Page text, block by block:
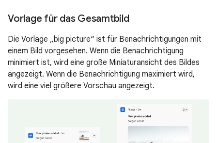
Vorlage für das Gesamtbild
Die Vorlage „big picture“ ist für Benachrichtigungen mit
einem Bild vorgesehen. Wenn die Benachrichtigung
minimiert ist, wird eine große Miniaturansicht des Bildes
angezeigt. Wenn die Benachrichtigung maximiert wird,
wird eine viel größere Vorschau angezeigt.